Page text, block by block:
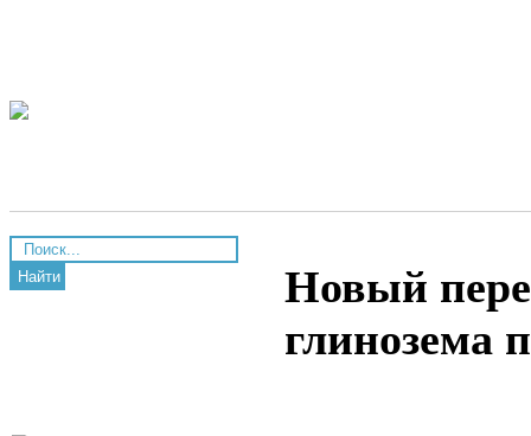
Найти
Новый
глинозема